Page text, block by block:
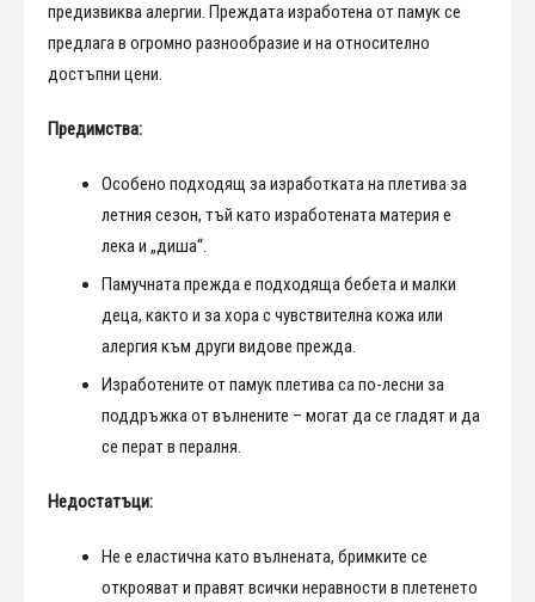
предизвиква алергии. Преждата изработена от памук се
предлага в огромно разнообразие и на относително
достъпни цени.
Предимства:
Особено подходящ за изработката на плетива за
летния сезон, тъй като изработената материя е
лека и „диша“.
Памучната прежда е подходяща бебета и малки
деца, както и за хора с чувствителна кожа или
алергия към други видове прежда.
Изработените от памук плетива са по-лесни за
поддръжка от вълнените – могат да се гладят и да
се перат в пералня.
Недостатъци:
Не е еластична като вълнената, бримките се
открояват и правят всички неравности в плетенето